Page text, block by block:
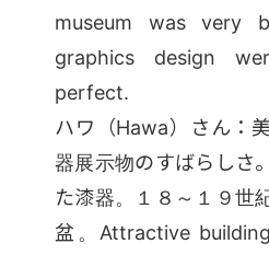
museum was very
graphics design
perfect.
ハワ（Hawa）さん：
器展示物のすばらしさ
た漆器。１８～１９世
盆。Attractive